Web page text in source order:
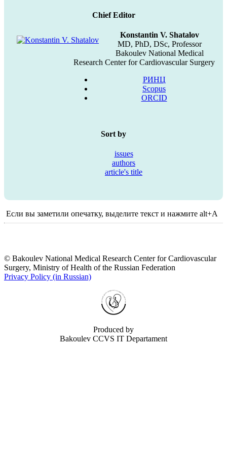
Chief Editor
Konstantin V. Shatalov
MD, PhD, DSc, Professor
Bakoulev National Medical
Research Center for Cardiovascular Surgery
РИНЦ
Scopus
ORCID
Sort by
issues
authors
article's title
Если вы заметили опечатку, выделите текст и нажмите alt+A
© Bakoulev National Medical Research Center for Cardiovascular
Surgery, Ministry of Health of the Russian Federation
Privacy Policy (in Russian)
Produced by
Bakoulev CCVS IT Departament